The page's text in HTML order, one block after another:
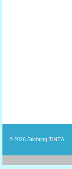
© 2026 Stichting TINEA